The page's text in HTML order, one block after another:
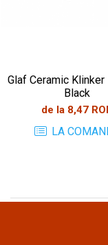
Glaf Ceramic Klinker
Black
de la 8,47
LA